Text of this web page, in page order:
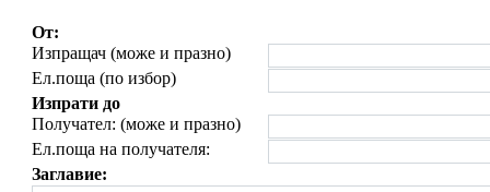
От:
Изпращач (може и празно)
Ел.поща (по избор)
Изпрати до
Получател: (може и празно)
Ел.поща на получателя:
Заглавие: